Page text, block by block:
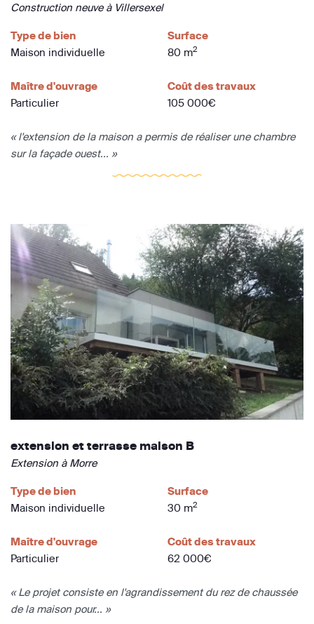
Construction neuve à Villersexel
Type de bien
Maison individuelle
Surface
80 m2
Maître d'ouvrage
Particulier
Coût des travaux
105 000€
« l'extension de la maison a permis de réaliser une chambre
sur la façade ouest... »
extension et terrasse maison B
Extension à Morre
Type de bien
Maison individuelle
Surface
30 m2
Maître d'ouvrage
Particulier
Coût des travaux
62 000€
« Le projet consiste en l'agrandissement du rez de chaussée
de la maison pour... »